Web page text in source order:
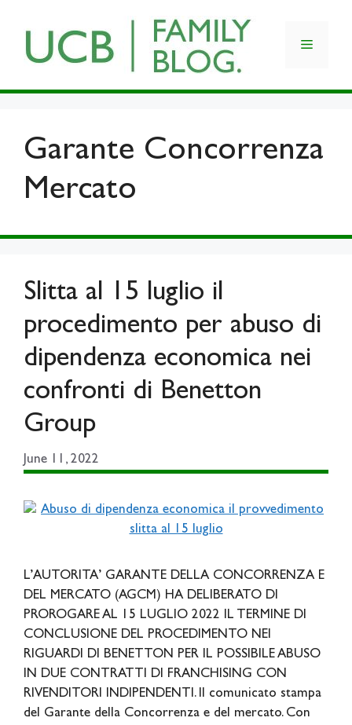
content
Menu
Garante Concorrenza
Mercato
Slitta al 15 luglio il
procedimento per abuso di
dipendenza economica nei
confronti di Benetton
Group
June 11, 2022
L’AUTORITA’ GARANTE DELLA CONCORRENZA E
DEL MERCATO (AGCM) HA DELIBERATO DI
PROROGARE AL 15 LUGLIO 2022 IL TERMINE DI
CONCLUSIONE DEL PROCEDIMENTO NEI
RIGUARDI DI BENETTON PER IL POSSIBILE ABUSO
IN DUE CONTRATTI DI FRANCHISING CON
RIVENDITORI INDIPENDENTI. Il comunicato stampa
del Garante della Concorrenza e del mercato. Con